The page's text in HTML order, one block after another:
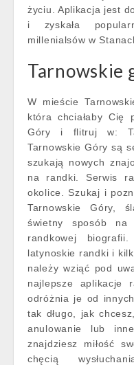
życiu. Aplikacja jest
i zyskała
millenialsów w
Tarnowskie
W mieście
która chciałaby Cię
Góry i flitruj w:
Tarnowskie Góry są
szukają nowych
na randki. Serwis
okolice. Szukaj i
Tarnowskie Góry,
świetny sposób
randkowej
latynoskie randki i
należy wziąć pod
najlepsze
odróżnia je od
tak długo, jak
anulowanie lub
znajdziesz miłość
chęcią